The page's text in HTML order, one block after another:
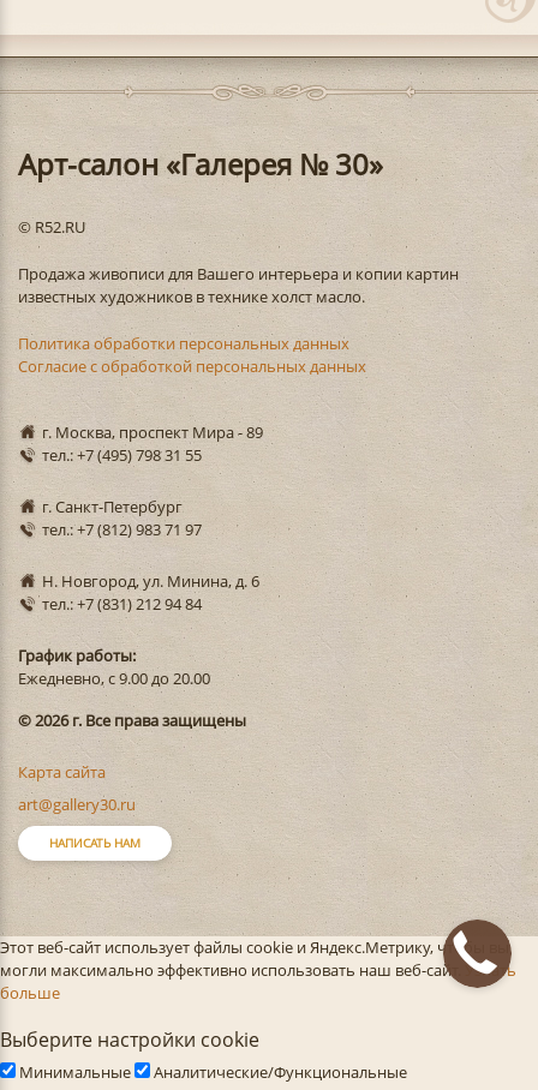
Арт-салон «Галерея № 30»
© R52.RU
Продажа живописи для Вашего интерьера и копии картин
известных художников в технике холст масло.
Политика обработки персональных данных
Согласие с обработкой персональных данных
г. Москва, проспект Мира - 89
тел.: +7 (495) 798 31 55
г. Санкт-Петербург
тел.: +7 (812) 983 71 97
Н. Новгород, ул. Минина, д. 6
тел.: +7 (831) 212 94 84
График работы:
Ежедневно, с 9.00 до 20.00
© 2026 г. Все права защищены
Карта сайта
art@gallery30.ru
НАПИСАТЬ НАМ
Этот веб-сайт использует файлы cookie и Яндекс.Метрику, чтобы вы
могли максимально эффективно использовать наш веб-сайт. Узнать
больше
Выберите настройки cookie
Минимальные Аналитические/Функциональные